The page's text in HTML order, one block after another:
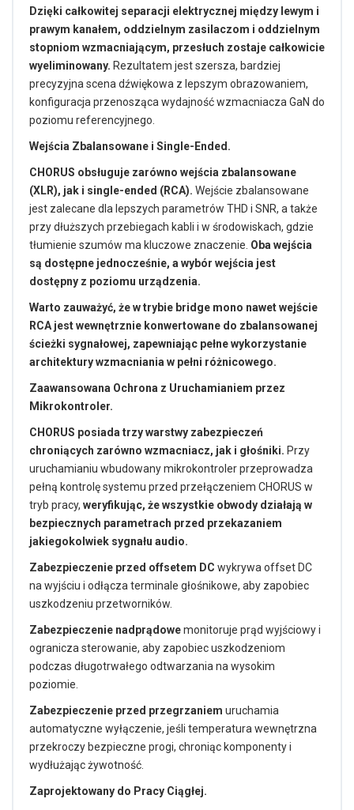
Dzięki całkowitej separacji elektrycznej między lewym i
prawym kanałem, oddzielnym zasilaczom i oddzielnym
stopniom wzmacniającym, przesłuch zostaje całkowicie
wyeliminowany. Rezultatem jest szersza, bardziej
precyzyjna scena dźwiękowa z lepszym obrazowaniem,
konfiguracja przenosząca wydajność wzmacniacza GaN do
poziomu referencyjnego.
Wejścia Zbalansowane i Single-Ended.
CHORUS obsługuje zarówno wejścia zbalansowane
(XLR), jak i single-ended (RCA). Wejście zbalansowane
jest zalecane dla lepszych parametrów THD i SNR, a także
przy dłuższych przebiegach kabli i w środowiskach, gdzie
tłumienie szumów ma kluczowe znaczenie. Oba wejścia
są dostępne jednocześnie, a wybór wejścia jest
dostępny z poziomu urządzenia.
Warto zauważyć, że w trybie bridge mono nawet wejście
RCA jest wewnętrznie konwertowane do zbalansowanej
ścieżki sygnałowej, zapewniając pełne wykorzystanie
architektury wzmacniania w pełni różnicowego.
Zaawansowana Ochrona z Uruchamianiem przez
Mikrokontroler.
CHORUS posiada trzy warstwy zabezpieczeń
chroniących zarówno wzmacniacz, jak i głośniki. Przy
uruchamianiu wbudowany mikrokontroler przeprowadza
pełną kontrolę systemu przed przełączeniem CHORUS w
tryb pracy, weryfikując, że wszystkie obwody działają w
bezpiecznych parametrach przed przekazaniem
jakiegokolwiek sygnału audio.
Zabezpieczenie przed offsetem DC wykrywa offset DC
na wyjściu i odłącza terminale głośnikowe, aby zapobiec
uszkodzeniu przetworników.
Zabezpieczenie nadprądowemonitoruje prąd wyjściowy i
ogranicza sterowanie, aby zapobiec uszkodzeniom
podczas długotrwałego odtwarzania na wysokim
poziomie.
Zabezpieczenie przed przegrzaniem uruchamia
automatyczne wyłączenie, jeśli temperatura wewnętrzna
przekroczy bezpieczne progi, chroniąc komponenty i
wydłużając żywotność.
Zaprojektowany do Pracy Ciągłej.